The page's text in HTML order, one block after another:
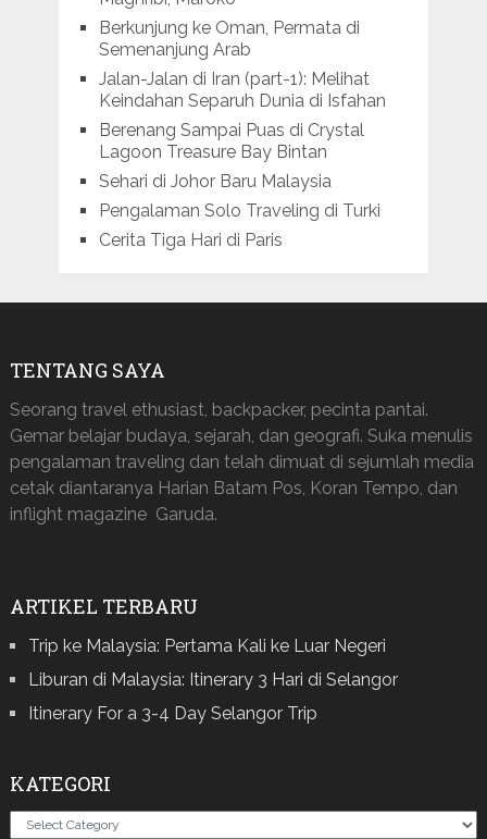
Berkunjung ke Oman, Permata di
Semenanjung Arab
Jalan-Jalan di Iran (part-1): Melihat
Keindahan Separuh Dunia di Isfahan
Berenang Sampai Puas di Crystal
Lagoon Treasure Bay Bintan
Sehari di Johor Baru Malaysia
Pengalaman Solo Traveling di Turki
Cerita Tiga Hari di Paris
TENTANG SAYA
Seorang travel ethusiast, backpacker, pecinta pantai.
Gemar belajar budaya, sejarah, dan geografi. Suka menulis
pengalaman traveling dan telah dimuat di sejumlah media
cetak diantaranya Harian Batam Pos, Koran Tempo, dan
inflight magazine Garuda.
ARTIKEL TERBARU
Trip ke Malaysia: Pertama Kali ke Luar Negeri
Liburan di Malaysia: Itinerary 3 Hari di Selangor
Itinerary For a 3-4 Day Selangor Trip
KATEGORI
Kategori